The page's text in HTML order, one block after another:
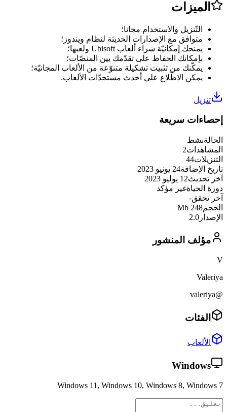
الميزات
التّنزيل والاستخدام مجانا؛
متوافق مع الإصدارات الحديثة لنظام ويندوز؛
يمنحك إمكانيّة شراء ألعاب Ubisoft ولعبها؛
بإمكانك الحفاظ على تقدّمك بين المنصّات؛
يمكّنك من تثبيت تشكيلة متنوّعة من الألعاب المجانيّة؛
يمكن الاطّلاع على أحدث مستجدّات الألعاب.
تنزيل
إحصاءات سريعة
الحالةنشط
المشاهدات2
التنزيلات44
تاريخ الإضافة24 يونيو 2023
آخر تحديث12 يوليو 2023
دورة الحياةغير مؤكد
آخر تحقق-
الحجم248 Mb
الإصدار 2.0
مؤلف المنشور
V
Valeriya
@valeriya
الفئات
الألعاب
Windows
Windows 11, Windows 10, Windows 8, Windows 7